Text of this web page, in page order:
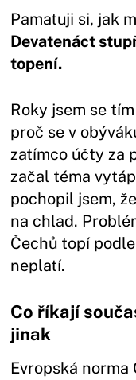
Pamatuji si, jak
Devatenáct
topení.
Roky jsem se
proč se v
zatímco účty za
začal téma
pochopil jsem,
na chlad.
Čechů topí
neplatí.
Co říkají
jinak
Evropská norma